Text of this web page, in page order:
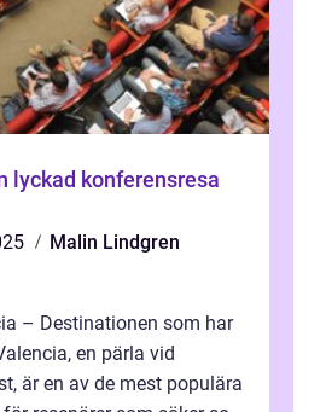
lyckad konferensresa
Malin Lindgren
– Destinationen som har
en pärla vid
är en av de mest populära